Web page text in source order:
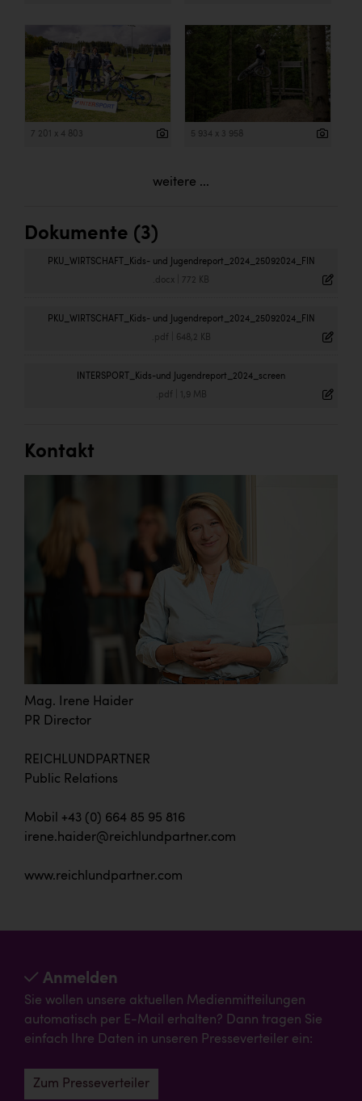
7 201 x 4 803 5 934 x 3 958
weitere ...
Dokumente (3)
PKU_WIRTSCHAFT_Kids- und Jugendreport_2024_25092024_FIN
.docx 772 KB
PKU_WIRTSCHAFT_Kids- und Jugendreport_2024_25092024_FIN
.pdf 648,2 KB
INTERSPORT_Kids-und Jugendreport_2024_screen
.pdf 1,9 MB
Kontakt
Mag. Irene Haider
PR Director
REICHLUNDPARTNER
Public Relations
Mobil +43 (0) 664 85 95 816
irene.haider@reichlundpartner.com
www.reichlundpartner.com
Anmelden
Sie wollen unsere aktuellen Medienmitteilungen
automatisch per E-Mail erhalten? Dann tragen Sie
einfach Ihre Daten in unseren Presseverteiler ein:
Zum Presseverteiler